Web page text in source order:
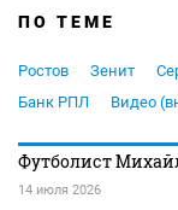
ПО ТЕМЕ
Ростов Зенит
Банк РПЛ
Видео
Футболист
14 июля 2026